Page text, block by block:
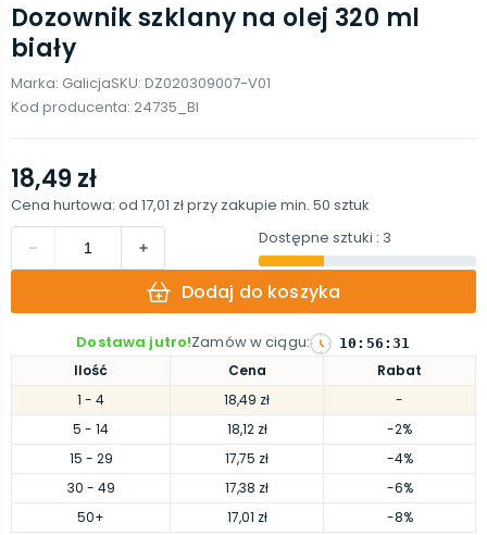
Dozownik szklany na olej 320 ml
biały
Marka: GalicjaSKU: DZ020309007-V01
Kod producenta: 24735_BI
Ilość Cena
Rabat
1 - 4 18,49 zł
-
5 - 14 18,12 zł
-2%
15 - 29 17,75 zł
-4%
30 - 49 17,38 zł
-6%
50+ 17,01 zł -8%
18,49 zł
Cena hurtowa: od 17,01 złprzy zakupie min. 50 sztuk
Dostępne sztuki : 3
Dodaj do koszyka
Dostawa jutro!Zamów w ciągu: 10 : 56 :31